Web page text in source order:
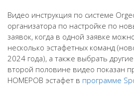
Видео инструкция по системе
организатора по настройке по
заявок, когда в одной заявке
несколько эстафетных команд
2024 года), а также выбрать
второй половине видео показан
НОМЕРОВ эстафет в программе